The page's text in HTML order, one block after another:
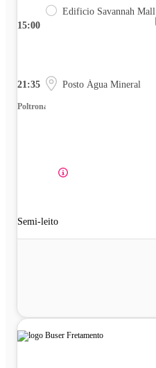
15:00
Edificio Savannah Mall
21:35 Posto Água Mineral
Poltrona
Semi-leito